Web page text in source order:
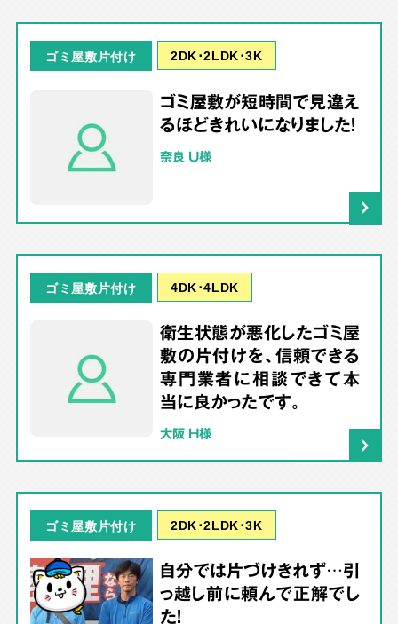
ゴミ屋敷片付け 2DK･2LDK･3K
ゴミ屋敷が短時間で見違え
るほどきれいになりました！
奈良 U様
ゴミ屋敷片付け 4DK･4LDK
衛生状態が悪化したゴミ屋
敷の片付けを、信頼できる
専門業者に相談できて本
当に良かったです。
大阪 H様
ゴミ屋敷片付け 2DK･2LDK･3K
自分では片づけきれず…引
っ越し前に頼んで正解でし
た！